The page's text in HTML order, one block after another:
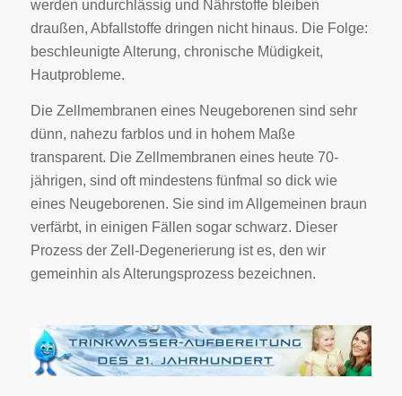
werden undurchlässig und Nährstoffe bleiben
draußen, Abfallstoffe dringen nicht hinaus. Die Folge:
beschleunigte Alterung, chronische Müdigkeit,
Hautprobleme.
Die Zellmembranen eines Neugeborenen sind sehr
dünn, nahezu farblos und in hohem Maße
transparent. Die Zellmembranen eines heute 70-
jährigen, sind oft mindestens fünfmal so dick wie
eines Neugeborenen. Sie sind im Allgemeinen braun
verfärbt, in einigen Fällen sogar schwarz. Dieser
Prozess der Zell-Degenerierung ist es, den wir
gemeinhin als Alterungsprozess bezeichnen.